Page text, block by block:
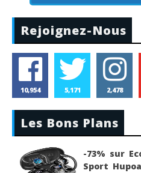
Rejoignez-Nous
10,954 5,171 2,478
Les Bons Plans
-73% sur
Sport